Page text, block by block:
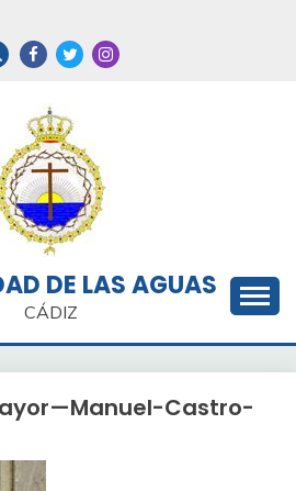
DE LAS AGUAS
CÁDIZ
Castro-